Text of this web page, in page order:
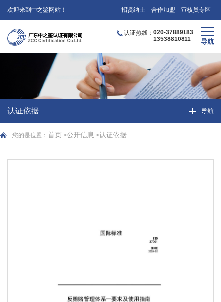
欢迎来到中之鉴网站！ 招贤纳士 合作加盟 审核员专区
认证热线： 020-37889183
13538810811
认证依据
您的是位置： 首页 >公开信息 >认证依据